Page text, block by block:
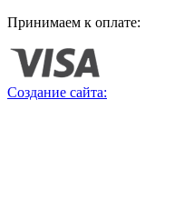
Принимаем к оплате:
Создание сайта: